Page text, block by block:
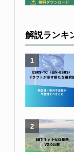
解説ランキ
1
2